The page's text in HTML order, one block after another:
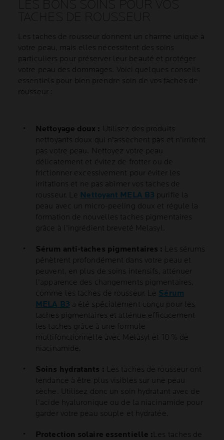
LES BONS SOINS POUR VOS
TACHES DE ROUSSEUR
Les taches de rousseur donnent un charme unique à
votre peau, mais elles nécessitent des soins
particuliers pour préserver leur beauté et protéger
votre peau des dommages. Voici quelques conseils
essentiels pour bien prendre soin de vos taches de
rousseur :
Nettoyage doux : Utilisez des produits
nettoyants doux qui n'assèchent pas et n'irritent
pas votre peau. Nettoyez votre peau
délicatement et évitez de frotter ou de
frictionner excessivement pour éviter les
irritations et ne pas abîmer vos taches de
rousseur. Le Nettoyant MELA B3 purifie la
peau avec un micro-peeling doux et régule la
formation de nouvelles taches pigmentaires
grâce à l'ingrédient breveté Melasyl.
Sérum anti-taches pigmentaires : Les sérums
pénètrent profondément dans votre peau et
peuvent, en plus de soins intensifs, atténuer
l'apparence des changements pigmentaires,
comme les taches de rousseur. Le Sérum
MELA B3 a été spécialement conçu pour les
taches pigmentaires et atténue efficacement
les taches grâce à une formule
multifonctionnelle avec Melasyl et 10 % de
niacinamide.
Soins hydratants : Les taches de rousseur ont
tendance à être plus visibles sur une peau
sèche. Utilisez donc un soin hydratant avec de
l'acide hyaluronique ou de la niacinamide pour
garder votre peau souple et hydratée.
Protection solaire essentielle : Les taches de